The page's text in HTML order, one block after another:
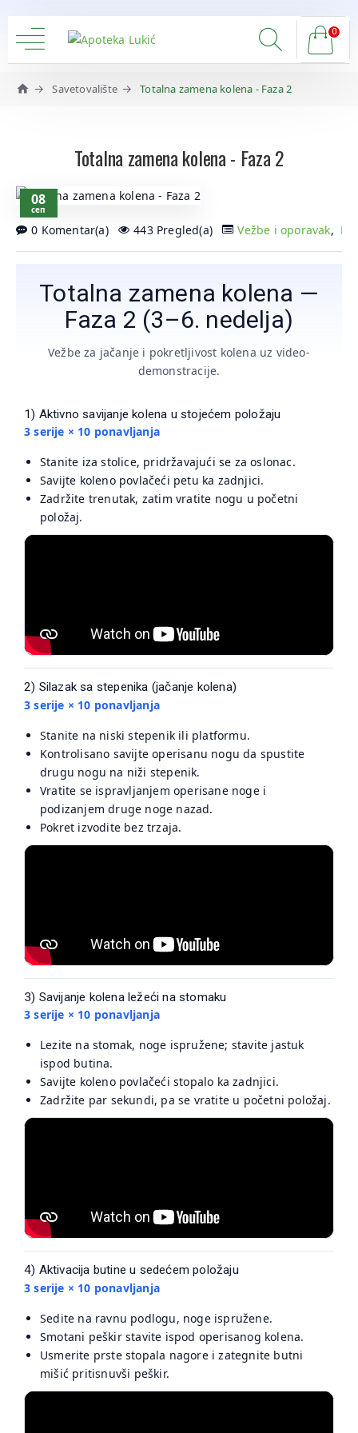
0
Savetovalište Totalna zamena kolena - Faza 2
Totalna zamena kolena - Faza 2
08
сеп
0 Komentar(a) 443 Pregled(a) Vežbe i oporavak,
Totalna zamena kolena —
Faza 2 (3–6. nedelja)
Vežbe za jačanje i pokretljivost kolena uz video-
demonstracije.
1) Aktivno savijanje kolena u stojećem položaju
3 serije × 10 ponavljanja
Stanite iza stolice, pridržavajući se za oslonac.
Savijte koleno povlačeći petu ka zadnjici.
Zadržite trenutak, zatim vratite nogu u početni
položaj.
2) Silazak sa stepenika (jačanje kolena)
3 serije × 10 ponavljanja
Stanite na niski stepenik ili platformu.
Kontrolisano savijte operisanu nogu da spustite
drugu nogu na niži stepenik.
Vratite se ispravljanjem operisane noge i
podizanjem druge noge nazad.
Pokret izvodite bez trzaja.
3) Savijanje kolena ležeći na stomaku
3 serije × 10 ponavljanja
Lezite na stomak, noge ispružene; stavite jastuk
ispod butina.
Savijte koleno povlačeći stopalo ka zadnjici.
Zadržite par sekundi, pa se vratite u početni položaj.
4) Aktivacija butine u sedećem položaju
3 serije × 10 ponavljanja
Sedite na ravnu podlogu, noge ispružene.
Smotani peškir stavite ispod operisanog kolena.
Usmerite prste stopala nagore i zategnite butni
mišić pritisnuvši peškir.